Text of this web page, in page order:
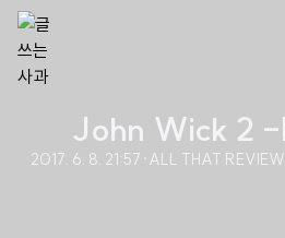
John Wick 2
2017. 6. 8. 21:57 ·ALL THAT